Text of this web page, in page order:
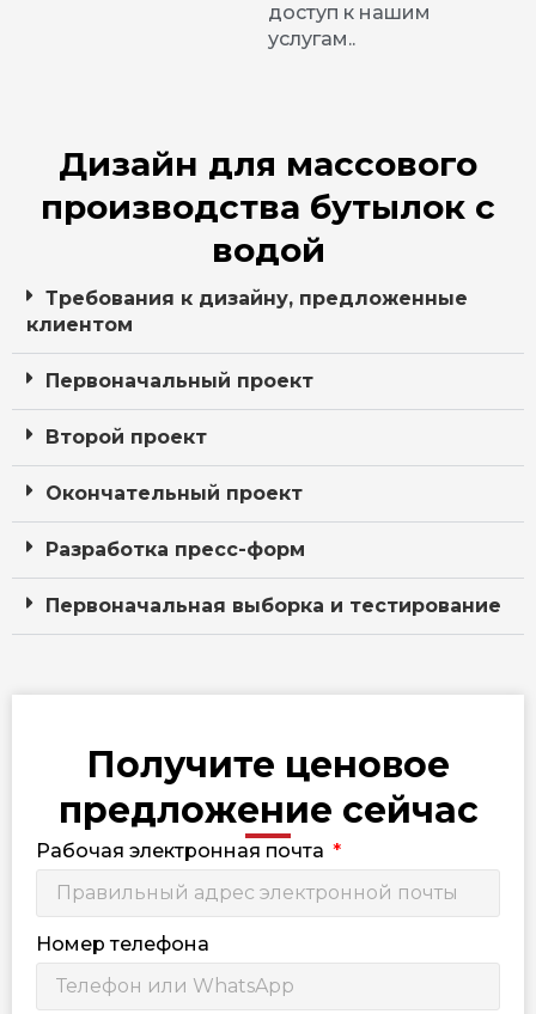
доступ к нашим
услугам..
Дизайн для массового
производства бутылок с
водой
Требования к дизайну, предложенные
клиентом
Первоначальный проект
Второй проект
Окончательный проект
Разработка пресс-форм
Первоначальная выборка и тестирование
Получите ценовое
предложение сейчас
Рабочая электронная почта
Номер телефона